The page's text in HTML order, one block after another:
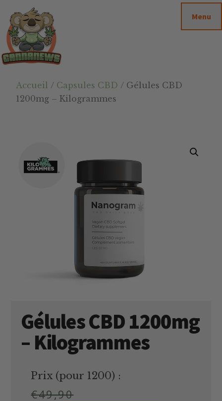
contenu
principal
barre
latérale
principale
footer
Cannanews.fr
Menu
Accueil / Capsules CBD / Gélules CBD
1200mg – Kilogrammes
Gélules CBD 1200mg
– Kilogrammes
Prix (pour 1200) :
€49,90